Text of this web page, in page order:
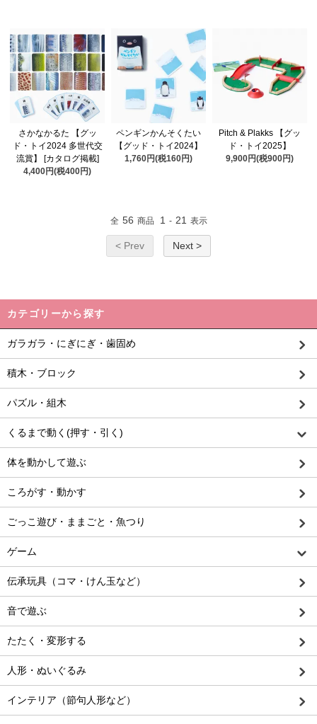
さかなかるた 【グッ
ド・トイ2024 多世代交
流賞】 [カタログ掲載]
4,400円(税400円)
ペンギンかんそくたい
【グッド・トイ2024】
1,760円(税160円)
Pitch & Plakks 【グッ
ド・トイ2025】
9,900円(税900円)
全 56 商品 1 - 21 表示
< Prev Next >
カテゴリーから探す
ガラガラ・にぎにぎ・歯固め
積木・ブロック
パズル・組木
くるまで動く(押す・引く)
体を動かして遊ぶ
ころがす・動かす
ごっこ遊び・ままごと・魚つり
ゲーム
伝承玩具（コマ・けん玉など）
音で遊ぶ
たたく・変形する
人形・ぬいぐるみ
インテリア（節句人形など）